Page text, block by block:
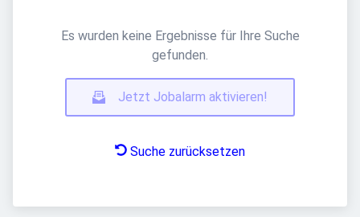
Es wurden keine Ergebnisse für Ihre Suche
gefunden.
Jetzt Jobalarm aktivieren!
Suche zurücksetzen